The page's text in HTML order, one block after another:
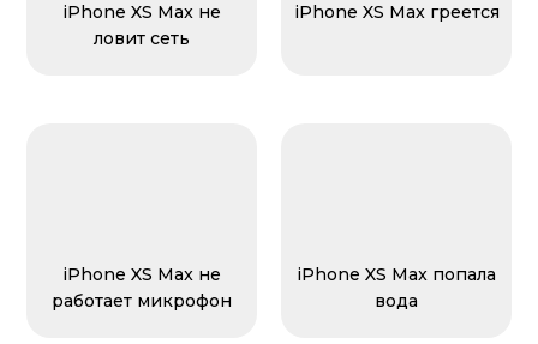
iPhone XS Max не
ловит сеть
iPhone XS Max греется
iPhone XS Max не
работает микрофон
iPhone XS Max попала
вода